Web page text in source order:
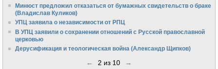
Минюст предложил отказаться от бумажных свидетельств о браке
(Владислав Куликов)
УПЦ заявила о независимости от РПЦ
В УПЦ заявили о сохранении отношений с Русской православной
церковью
Дерусификация и теологическая война (Александр Щипков)
← 2 из 10 →